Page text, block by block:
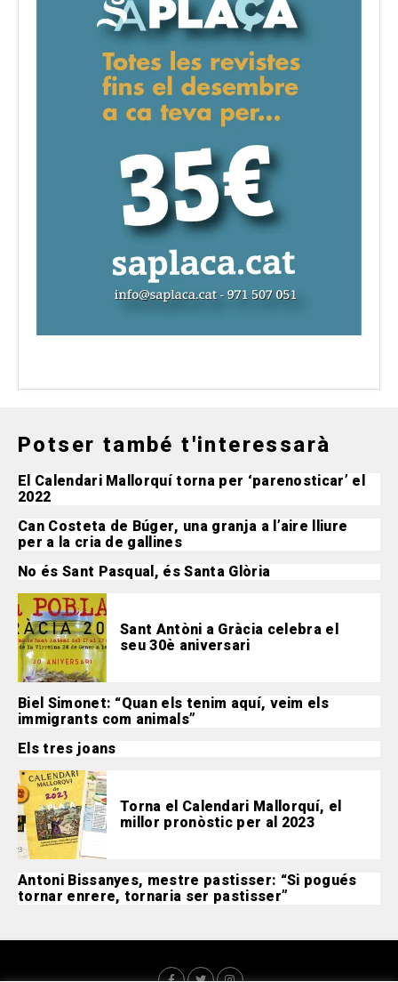
Potser també t'interessarà
El Calendari Mallorquí torna per ‘parenosticar’ el
2022
Can Costeta de Búger, una granja a l’aire lliure
per a la cria de gallines
No és Sant Pasqual, és Santa Glòria
Sant Antòni a Gràcia celebra el
seu 30è aniversari
Biel Simonet: “Quan els tenim aquí, veim els
immigrants com animals”
Els tres joans
Torna el Calendari Mallorquí, el
millor pronòstic per al 2023
Antoni Bissanyes, mestre pastisser: “Si pogués
tornar enrere, tornaria ser pastisser”